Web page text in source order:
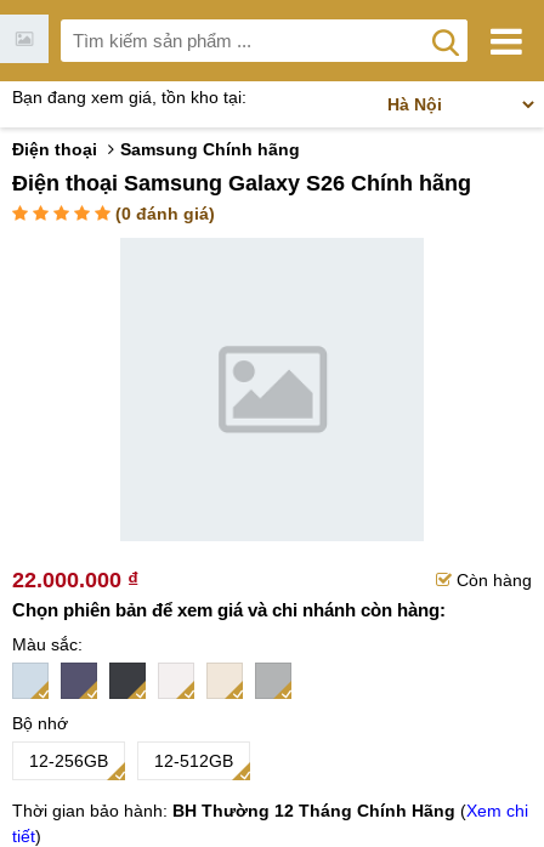
Bạn đang xem giá, tồn kho tại:
Điện thoại Samsung Chính hãng
Điện thoại Samsung Galaxy S26 Chính hãng
(0 đánh giá)
22.000.000 ₫ Còn hàng
Chọn phiên bản để xem giá và chi nhánh còn hàng:
Màu sắc
Bộ nhớ
12-256GB
12-512GB
Thời gian bảo hành: BH Thường 12 Tháng Chính Hãng (Xem chi
tiết)